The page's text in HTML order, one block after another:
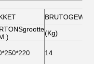
(Kg)
14